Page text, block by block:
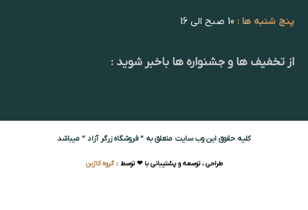
پنج شنبه ها :
از تخفیف ها و جشنواره ها باخبر شوید :
کلیه حقوق این وب سایت متعلق به ” فروشگاه زرگر آزاد ” میباشد
طراحی ، توسعه و پشتیبانی با ❤ توسط :گروه کاژین